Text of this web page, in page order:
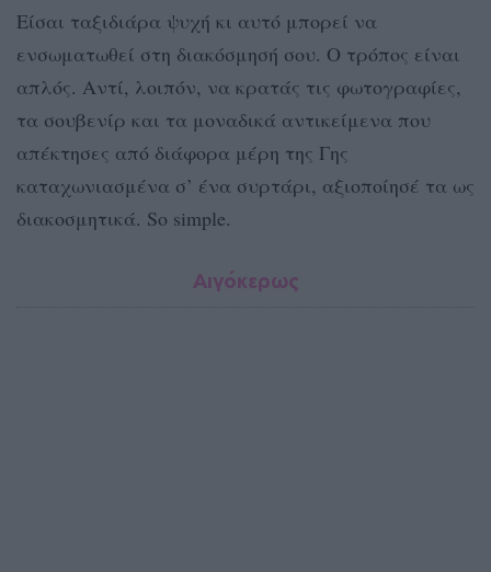
Είσαι ταξιδιάρα ψυχή κι αυτό μπορεί να
ενσωματωθεί στη διακόσμησή σου. Ο τρόπος είναι
απλός. Αντί, λοιπόν, να κρατάς τις φωτογραφίες,
τα σουβενίρ και τα μοναδικά αντικείμενα που
απέκτησες από διάφορα μέρη της Γης
καταχωνιασμένα σ’ ένα συρτάρι, αξιοποίησέ τα ως
διακοσμητικά. So simple.
Αιγόκερως